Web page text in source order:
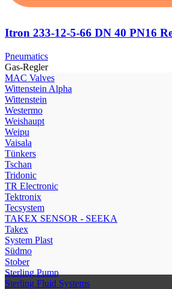
Itron 233-12-5-66 DN 40 PN16
Pneumatics
Gas-Regler
МAC Valves
Wittenstein Alpha
Wittenstein
Westermo
Weishaupt
Weipu
Vaisala
Tünkers
Tschan
Tridonic
TR Electronic
Tektronix
Tecsystem
TAKEX SENSOR - SEEKA
Takex
System Plast
Südmo
Stober
Sterling Pump
Sterling Fluid Systems